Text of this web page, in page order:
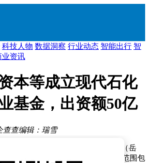
科技人物 数据洞察 行业动态 智能出行 智
业资讯
本等成立现代石化
基金，出资额50亿
查查编辑：瑞雪
日，朝阳现代石化新材料产业基金（岳
合伙）成立，出资额50亿元，经营范围包